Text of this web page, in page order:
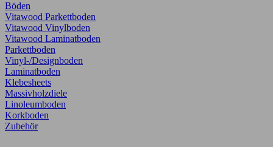
Böden
Vitawood Parkettboden
Vitawood Vinylboden
Vitawood Laminatboden
Parkettboden
Vinyl-/Designboden
Laminatboden
Klebesheets
Massivholzdiele
Linoleumboden
Korkboden
Zubehör